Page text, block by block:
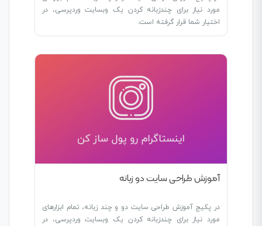
مورد نیاز برای چندزبانه کردن یک وبسایت وردپرسی، در
اختیار شما قرار گرفته است.
آموزش طراحی سایت دو زبانه
در پکیج آموزش طراحی سایت دو و چند زبانه، تمام ابزارهای
مورد نیاز برای چندزبانه کردن یک وبسایت وردپرسی، در